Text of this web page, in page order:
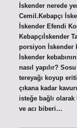
İskender nerede
Cemil.Kebapçı
İskender Efendi
Kebapçıİskender
porsiyon İskender
İskender
nasıl yapılır?
tereyağı koyup
çıkana kadar
isteğe bağlı
ve acı biberi…